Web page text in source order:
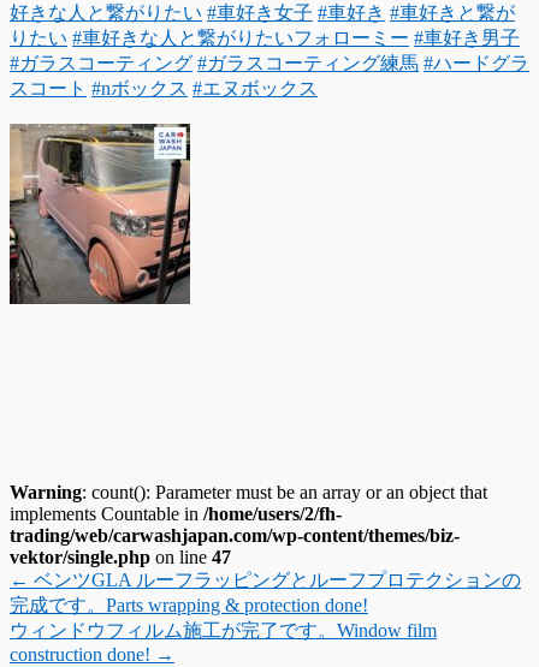
好きな人と繋がりたい #車好き女子 #車好き #車好きと繋が
りたい #車好きな人と繋がりたいフォローミー #車好き男子
#ガラスコーティング #ガラスコーティング練馬 #ハードグラ
スコート #nボックス #エヌボックス
Warning: count(): Parameter must be an array or an object that
implements Countable in /home/users/2/fh-
trading/web/carwashjapan.com/wp-content/themes/biz-
vektor/single.php on line 47
← ベンツGLA ルーフラッピングとルーフプロテクションの
完成です。Parts wrapping & protection done!
ウィンドウフィルム施工が完了です。Window film
construction done! →